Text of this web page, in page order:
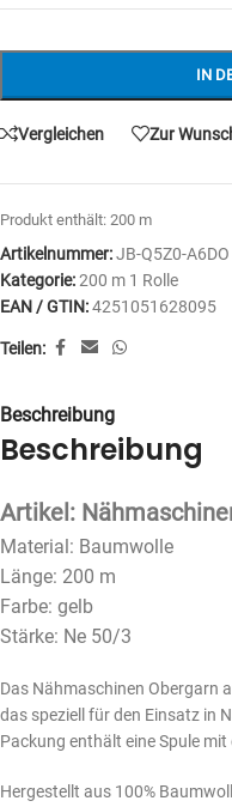
IN
Vergleichen Zur
Produkt enthält: 200 m
Artikelnummer:JB-Q5Z0-A6DO
Kategorie:200 m 1 Rolle
EAN / GTIN:4251051628095
Teilen:
Beschreibung
Beschreibung
Artikel:
Material: Baumwolle
Länge: 200 m
Farbe: gelb
Stärke: Ne 50/3
Das Nähmaschinen Obergarn
das speziell für den Einsatz in
Packung enthält eine Spule
Hergestellt aus 100%